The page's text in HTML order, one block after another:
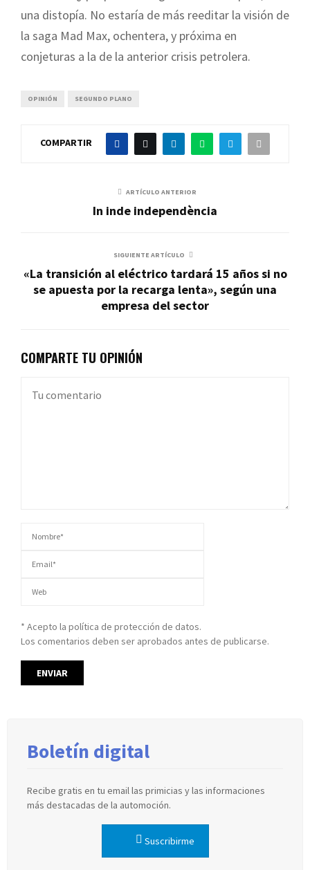
una distopía. No estaría de más reeditar la visión de
la saga Mad Max, ochentera, y próxima en
conjeturas a la de la anterior crisis petrolera.
OPINIÓN SEGUNDO PLANO
COMPARTIR
ARTÍCULO ANTERIOR
In inde independència
SIGUIENTE ARTÍCULO
«La transición al eléctrico tardará 15 años si no
se apuesta por la recarga lenta», según una
empresa del sector
COMPARTE TU OPINIÓN
* Acepto la política de protección de datos.
Los comentarios deben ser aprobados antes de publicarse.
Boletín digital
Recibe gratis en tu email las primicias y las informaciones
más destacadas de la automoción.
Suscribirme